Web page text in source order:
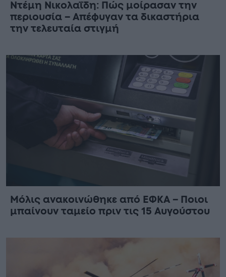
Ντέμη Νικολαΐδη: Πώς μοίρασαν την
περιουσία – Απέφυγαν τα δικαστήρια
την τελευταία στιγμή
Μόλις ανακοινώθηκε από ΕΦΚΑ – Ποιοι
μπαίνουν ταμείο πριν τις 15 Αυγούστου